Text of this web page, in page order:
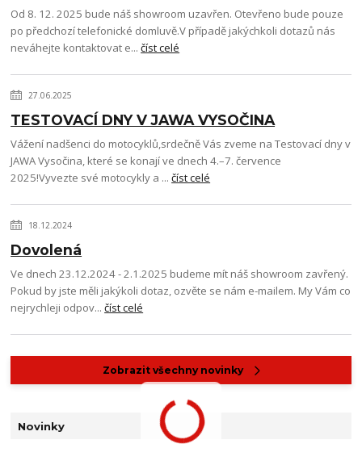
Od 8. 12. 2025 bude náš showroom uzavřen. Otevřeno bude pouze
po předchozí telefonické domluvě.V případě jakýchkoli dotazů nás
neváhejte kontaktovat e...číst celé
27.06.2025
TESTOVACÍ DNY V JAWA VYSOČINA
Vážení nadšenci do motocyklů,srdečně Vás zveme na Testovací dny v
JAWA Vysočina, které se konají ve dnech 4.–7. července
2025!Vyvezte své motocykly a ...číst celé
18.12.2024
Dovolená
Ve dnech 23.12.2024 - 2.1.2025 budeme mít náš showroom zavřený.
Pokud by jste měli jakýkoli dotaz, ozvěte se nám e-mailem. My Vám co
nejrychleji odpov...číst celé
Zobrazit všechny novinky
Novinky